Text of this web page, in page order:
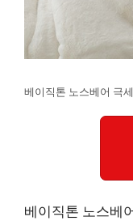
베이직톤 노스베어 극
베이직톤 노스베